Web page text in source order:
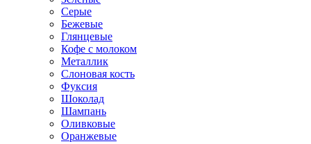
Серые
Бежевые
Глянцевые
Кофе с молоком
Металлик
Слоновая кость
Фуксия
Шоколад
Шампань
Оливковые
Оранжевые